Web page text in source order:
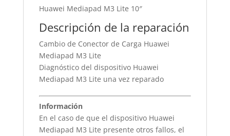
Huawei Mediapad M3 Lite 10″
Descripción de la reparación
Cambio de Conector de Carga Huawei
Mediapad M3 Lite
Diagnóstico del dispositivo Huawei
Mediapad M3 Lite una vez reparado
Información
En el caso de que el dispositivo Huawei
Mediapad M3 Lite presente otros fallos, el